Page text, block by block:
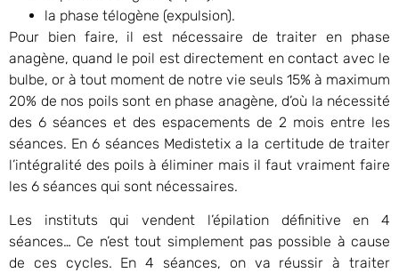
la phase télogène (expulsion).
Pour bien faire, il est nécessaire de traiter en phase
anagène, quand le poil est directement en contact avec le
bulbe, or à tout moment de notre vie seuls 15% à maximum
20% de nos poils sont en phase anagène, d’où la nécessité
des 6 séances et des espacements de 2 mois entre les
séances. En 6 séances Medistetix a la certitude de traiter
l’intégralité des poils à éliminer mais il faut vraiment faire
les 6 séances qui sont nécessaires.
Les instituts qui vendent l’épilation définitive en 4
séances… Ce n’est tout simplement pas possible à cause
de ces cycles. En 4 séances, on va réussir à traiter